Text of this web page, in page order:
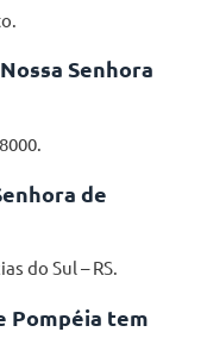
Senhora
de
do Sul – RS.
Pompéia tem